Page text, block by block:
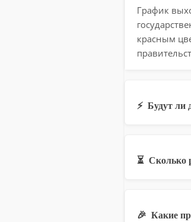
График
красным
⚡ Будут ли
⏳ Сколько
🎉 Какие